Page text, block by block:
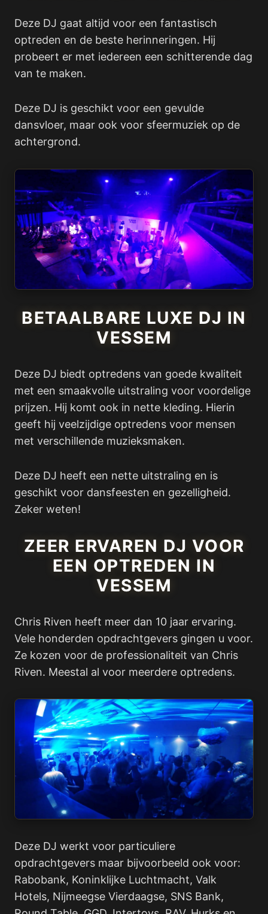
Deze DJ gaat altijd voor een fantastisch
optreden en de beste herinneringen. Hij
probeert er met iedereen een schitterende dag
van te maken.
Deze DJ is geschikt voor een gevulde
dansvloer, maar ook voor sfeermuziek op de
achtergrond.
BETAALBARE LUXE DJ IN
VESSEM
Deze DJ biedt optredens van goede kwaliteit
met een smaakvolle uitstraling voor voordelige
prijzen. Hij komt ook in nette kleding. Hierin
geeft hij veelzijdige optredens voor mensen
met verschillende muzieksmaken.
Deze DJ heeft een nette uitstraling en is
geschikt voor dansfeesten en gezelligheid.
Zeker weten!
ZEER ERVAREN DJ VOOR
EEN OPTREDEN IN
VESSEM
Chris Riven heeft meer dan 10 jaar ervaring.
Vele honderden opdrachtgevers gingen u voor.
Ze kozen voor de professionaliteit van Chris
Riven. Meestal al voor meerdere optredens.
Deze DJ werkt voor particuliere
opdrachtgevers maar bijvoorbeeld ook voor:
Rabobank, Koninklijke Luchtmacht, Valk
Hotels, Nijmeegse Vierdaagse, SNS Bank,